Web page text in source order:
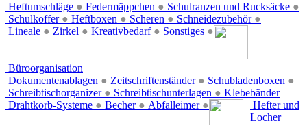
Heftumschläge ● Federmäppchen ● Schulranzen und Rucksäcke ●
Schulkoffer ● Heftboxen ● Scheren ● Schneidezubehör ●
Lineale ● Zirkel ● Kreativbedarf ● Sonstiges ●
Büroorganisation
Dokumentenablagen ● Zeitschriftenständer ● Schubladenboxen ●
Schreibtischorganizer ● Schreibtischunterlagen ●
Drahtkorb-Systeme ● Becher ● Abfalleimer ●
Klebebänder
Hefter und
Locher